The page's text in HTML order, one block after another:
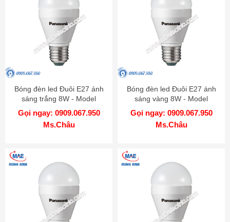
Bóng đèn led Đuôi E27 ánh
sáng trắng 8W - Model
LDAHV8DG4A
Gọi ngay: 0909.067.950
Ms.Châu
Bóng đèn led Đuôi E27 ánh
sáng vàng 8W - Model
LDAHV8LG4A
Gọi ngay: 0909.067.950
Ms.Châu